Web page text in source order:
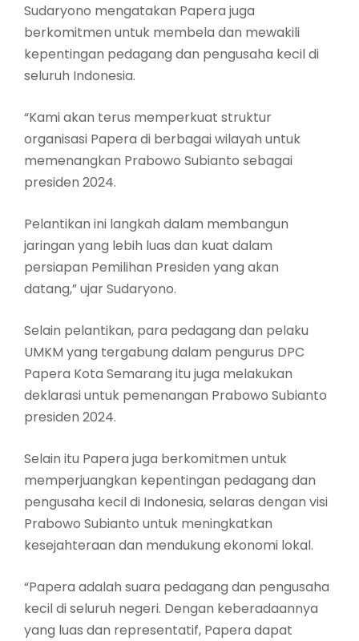
Sudaryono mengatakan Papera juga
berkomitmen untuk membela dan mewakili
kepentingan pedagang dan pengusaha kecil di
seluruh Indonesia.
“Kami akan terus memperkuat struktur
organisasi Papera di berbagai wilayah untuk
memenangkan Prabowo Subianto sebagai
presiden 2024.
Pelantikan ini langkah dalam membangun
jaringan yang lebih luas dan kuat dalam
persiapan Pemilihan Presiden yang akan
datang,” ujar Sudaryono.
Selain pelantikan, para pedagang dan pelaku
UMKM yang tergabung dalam pengurus DPC
Papera Kota Semarang itu juga melakukan
deklarasi untuk pemenangan Prabowo Subianto
presiden 2024.
Selain itu Papera juga berkomitmen untuk
memperjuangkan kepentingan pedagang dan
pengusaha kecil di Indonesia, selaras dengan visi
Prabowo Subianto untuk meningkatkan
kesejahteraan dan mendukung ekonomi lokal.
“Papera adalah suara pedagang dan pengusaha
kecil di seluruh negeri. Dengan keberadaannya
yang luas dan representatif, Papera dapat